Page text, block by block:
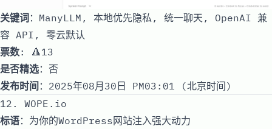
关键词：ManyLLM, 本地优先隐私, 统一聊天, OpenAI 兼
容 API, 零云默认
票数: 🔺13
是否精选：否
发布时间 ：2025年08月30日 PM03:01 (北京时间)
12. WOPE.io
标语：为你的WordPress网站注入强大动力